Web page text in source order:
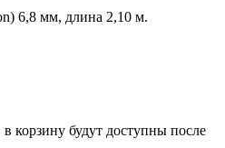
6,8 мм, длина 2,10 м.
корзину будут доступны после